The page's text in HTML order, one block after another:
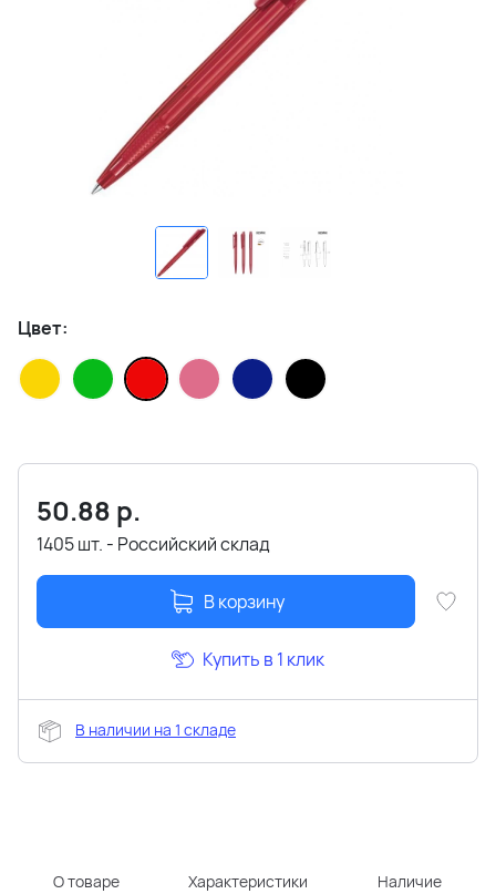
Цвет:
50.88 р.
1405 шт. - Российский склад
В корзину
Купить в 1 клик
В наличии на 1 складе
О товаре Характеристики Наличие